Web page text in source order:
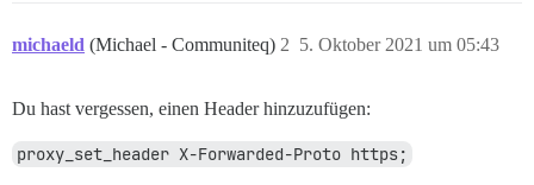
proxy_buffers 8 32k;
	proxy_buffer_size 64k;
michaeld (Michael - Communiteq) 5. Oktober 2021 um 05:43
2
Du hast vergessen, einen Header hinzuzufügen:
proxy_set_header X-Forwarded-Proto https;